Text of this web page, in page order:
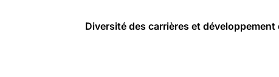
Diversité des carrières et